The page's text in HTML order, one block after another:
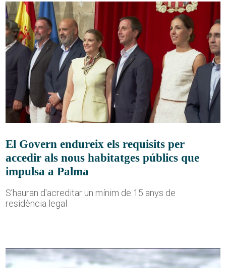
El Govern endureix els requisits per
accedir als nous habitatges públics que
impulsa a Palma
S'hauran d'acreditar un mínim de 15 anys de
residència legal